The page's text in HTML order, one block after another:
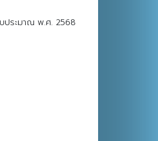
ประมาณ พ.ศ. 2568